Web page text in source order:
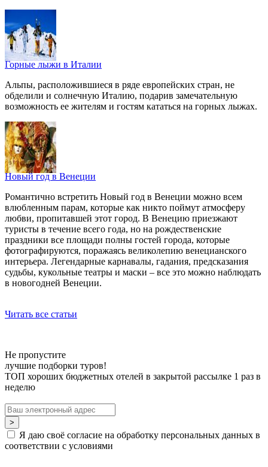
Горные лыжи в Италии
Альпы, расположившиеся в ряде европейских стран, не
обделили и солнечную Италию, подарив замечательную
возможность ее жителям и гостям кататься на горных лыжах.
Новый год в Венеции
Романтично встретить Новый год в Венеции можно всем
влюбленным парам, которые как никто поймут атмосферу
любви, пропитавшей этот город. В Венецию приезжают
туристы в течение всего года, но на рождественские
праздники все площади полны гостей города, которые
фотографируются, поражаясь великолепию венецианского
интерьера. Легендарные карнавалы, гадания, предсказания
судьбы, кукольные театры и маски – все это можно наблюдать
в новогодней Венеции.
Читать все статьи
Не пропустите
лучшие подборки туров!
ТОП хороших бюджетных отелей в закрытой рассылке 1 раз в
неделю
Я даю своё согласие на обработку персональных данных в
соответствии с условиями